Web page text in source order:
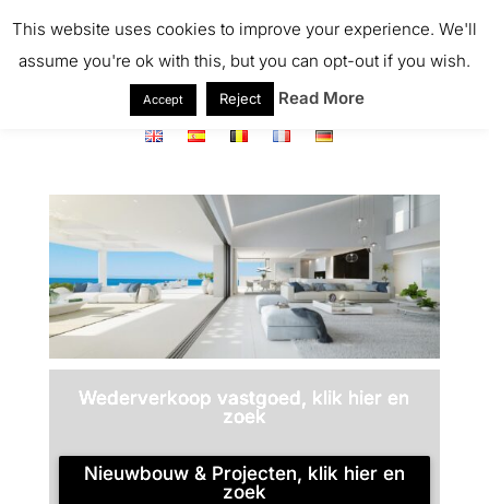
+34 691 531 911
menu
Fav0
Wederverkoop vastgoed, klik hier en
zoek
Nieuwbouw & Projecten, klik hier en
zoek
This website uses cookies to improve your experience. We'll
assume you're ok with this, but you can opt-out if you wish.
Accept Reject Read More